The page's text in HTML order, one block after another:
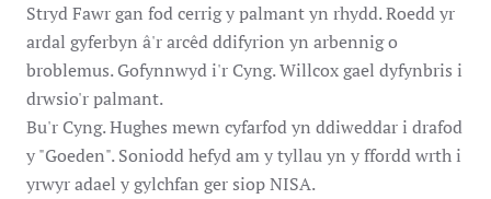
Stryd Fawr gan fod cerrig y palmant yn rhydd. Roedd yr
ardal gyferbyn â'r arcêd ddifyrion yn arbennig o
broblemus. Gofynnwyd i'r Cyng. Willcox gael dyfynbris i
drwsio'r palmant.
Bu'r Cyng. Hughes mewn cyfarfod yn ddiweddar i drafod
y "Goeden". Soniodd hefyd am y tyllau yn y ffordd wrth i
yrwyr adael y gylchfan ger siop NISA.